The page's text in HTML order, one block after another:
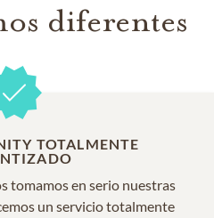
diferentes
TOTALMENTE
tomamos en serio nuestras
un servicio totalmente